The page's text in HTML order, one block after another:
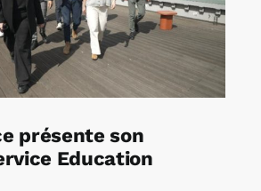
présente son
Education